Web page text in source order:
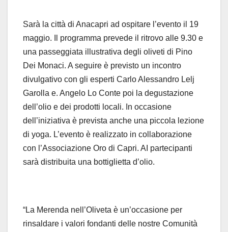
Sarà la città di Anacapri ad ospitare l’evento il 19
maggio. Il programma prevede il ritrovo alle 9.30 e
una passeggiata illustrativa degli oliveti di Pino
Dei Monaci. A seguire è previsto un incontro
divulgativo con gli esperti Carlo Alessandro Lelj
Garolla e. Angelo Lo Conte poi la degustazione
dell’olio e dei prodotti locali. In occasione
dell’iniziativa è prevista anche una piccola lezione
di yoga. L’evento è realizzato in collaborazione
con l’Associazione Oro di Capri. AI partecipanti
sarà distribuita una bottiglietta d’olio.
“La Merenda nell’Oliveta è un’occasione per
rinsaldare i valori fondanti delle nostre Comunità